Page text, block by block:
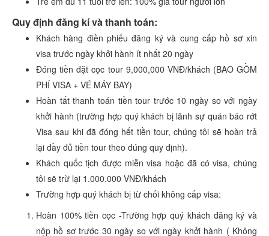
Quy định đăng kí và thanh toán:
Khách hàng điền phiếu đăng ký và cung cấp hồ sơ xin
visa trước ngày khởi hành ít nhất 20 ngày
Đóng tiền đặt cọc tour 9,000,000 VNĐ/khách (BAO GỒM
PHÍ VISA + VÉ MÁY BAY)
Hoàn tất thanh toán tiền tour trước 10 ngày so với ngày
khởi hành (trường hợp quý khách bị lãnh sự quán báo rớt
Visa sau khi đã đóng hết tiền tour, chúng tôi sẽ hoàn trả
lại đầy đủ tiền tour theo đúng quy định).
Khách quốc tịch được miễn visa hoặc đã có visa, chúng
tôi sẽ trừ lại 1.000.000 VNĐ/khách
Trường hợp quý khách bị từ chối không cấp visa:
Hoàn 100% tiền cọc -Trường hợp quý khách đăng ký và
nộp hồ sơ trước 30 ngày so với ngày khởi hành ( Không